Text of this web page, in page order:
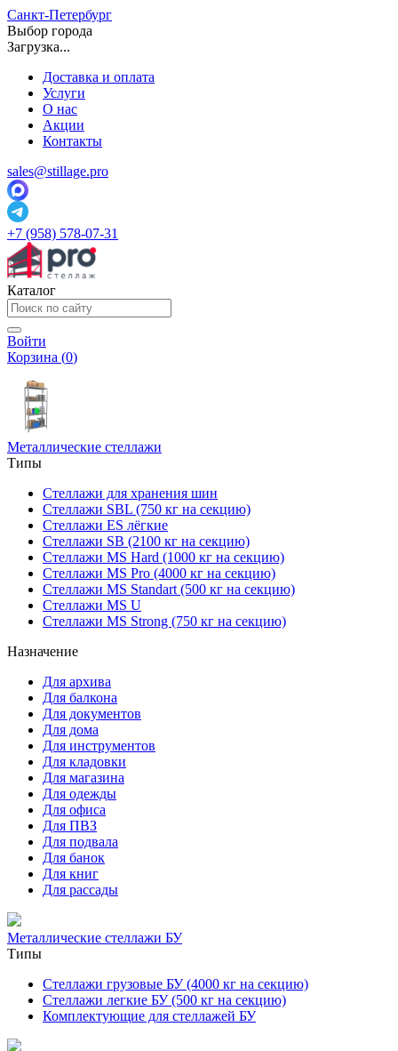
Санкт-Петербург
Выбор города
Загрузка...
Доставка и оплата
Услуги
О нас
Акции
Контакты
sales@stillage.pro
+7 (958) 578-07-31
Каталог
Войти
Корзина (0)
Металлические стеллажи
Типы
Стеллажи для хранения шин
Стеллажи SBL (750 кг на секцию)
Стеллажи ES лёгкие
Стеллажи SB (2100 кг на секцию)
Стеллажи MS Hard (1000 кг на секцию)
Стеллажи MS Pro (4000 кг на секцию)
Стеллажи MS Standart (500 кг на секцию)
Стеллажи MS U
Стеллажи MS Strong (750 кг на секцию)
Назначение
Для архива
Для балкона
Для документов
Для дома
Для инструментов
Для кладовки
Для магазина
Для одежды
Для офиса
Для ПВЗ
Для подвала
Для банок
Для книг
Для рассады
Металлические стеллажи БУ
Типы
Стеллажи грузовые БУ (4000 кг на секцию)
Стеллажи легкие БУ (500 кг на секцию)
Комплектующие для стеллажей БУ